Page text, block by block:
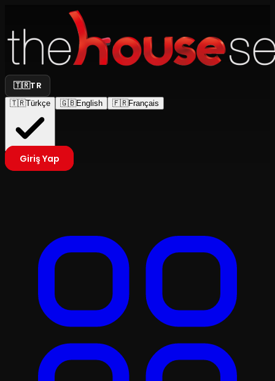
🇹🇷TR
🇹🇷Türkçe 🇬🇧English 🇫🇷Français
Giriş Yap